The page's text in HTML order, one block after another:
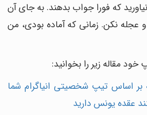
که فورا جواب بدهند. به جای آن
عجله نکن. زمانی که آماده بودی، من
مقاله زیر را بخوانید:
بر اساس تیپ شخصیتی انیاگرام شما
عقده یونس دارید